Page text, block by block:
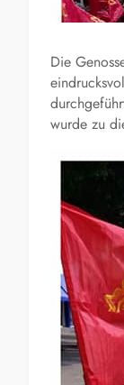
Die
wurde zu